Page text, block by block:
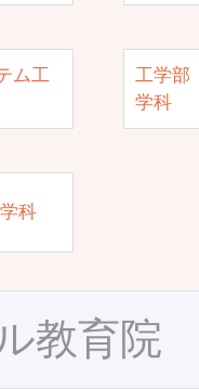
ム工
工学部
学科
科
教育院